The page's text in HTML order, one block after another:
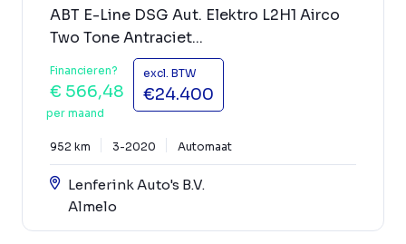
ABT E-Line DSG Aut. Elektro L2H1 Airco
Two Tone Antraciet...
Financieren?
€ 566,48
per maand
excl. BTW
€24.400
952 km 3-2020 Automaat
Lenferink Auto's B.V.
Almelo